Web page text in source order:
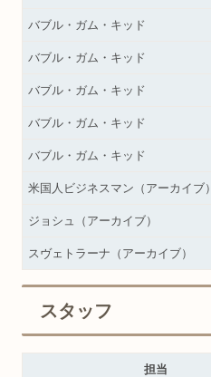
バブル・ガム・キッド
バブル・ガム・キッド
バブル・ガム・キッド
バブル・ガム・キッド
バブル・ガム・キッド
米国人ビジネスマン（アーカイブ）
ジョシュ（アーカイブ）
スヴェトラーナ（アーカイブ）
スタッフ
担当